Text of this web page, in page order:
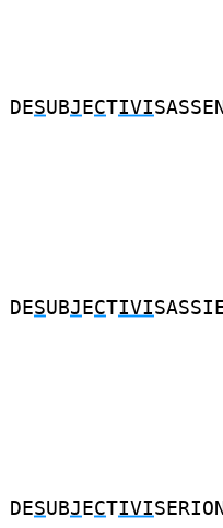
DESUBJ ECTIVI
DESUBJ ECTIVI
DESUBJ ECTIVI